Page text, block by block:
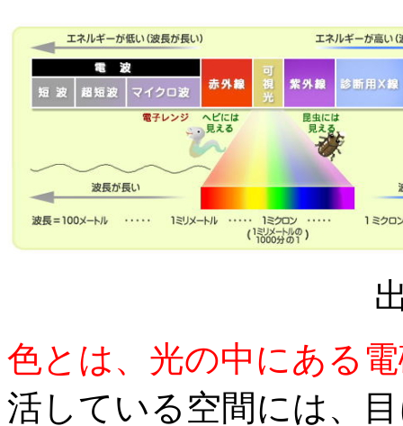
色とは、光の中にある
活している空間には、